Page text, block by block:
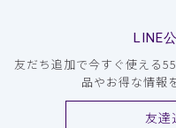
LINE
友だち追加で今すぐ使える
品やお得な情報
友達